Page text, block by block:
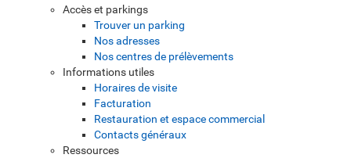
Accès et parkings
Trouver un parking
Nos adresses
Nos centres de prélèvements
Informations utiles
Horaires de visite
Facturation
Restauration et espace commercial
Contacts généraux
Ressources